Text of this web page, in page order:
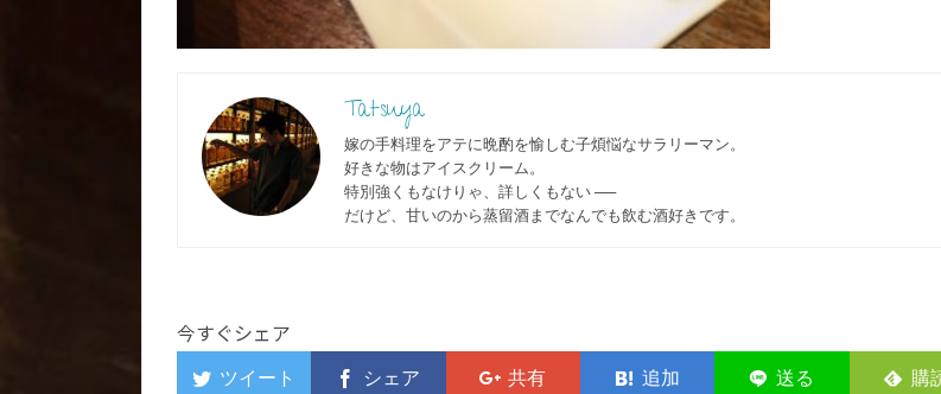
Tatsuya
嫁の手料理をアテに晩酌を愉しむ子煩悩なサラリーマン。
好きな物はアイスクリーム。
特別強くもなけりゃ、詳しくもない ──
だけど、甘いのから蒸留酒までなんでも飲む酒好きです。
今すぐシェア